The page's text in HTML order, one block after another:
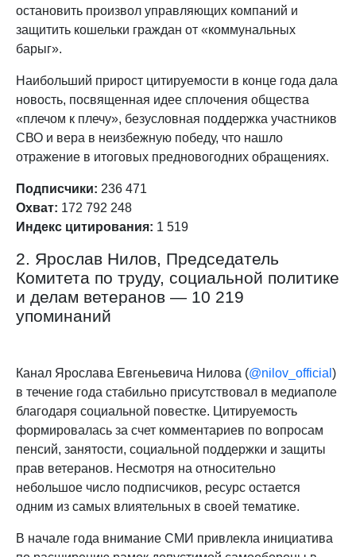
остановить произвол управляющих компаний и
защитить кошельки граждан от «коммунальных
барыг».
Наибольший прирост цитируемости в конце года дала
новость, посвященная идее сплочения общества
«плечом к плечу», безусловная поддержка участников
СВО и вера в неизбежную победу, что нашло
отражение в итоговых предновогодних обращениях.
Подписчики: 236 471
Охват: 172 792 248
Индекс цитирования: 1 519
2. Ярослав Нилов, Председатель
Комитета по труду, социальной политике
и делам ветеранов — 10 219
упоминаний
Канал Ярослава Евгеньевича Нилова (@nilov_official )
в течение года стабильно присутствовал в медиаполе
благодаря социальной повестке. Цитируемость
формировалась за счет комментариев по вопросам
пенсий, занятости, социальной поддержки и защиты
прав ветеранов. Несмотря на относительно
небольшое число подписчиков, ресурс остается
одним из самых влиятельных в своей тематике.
В начале года внимание СМИ привлекла инициатива